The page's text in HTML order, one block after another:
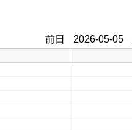
前日 2026-05-05